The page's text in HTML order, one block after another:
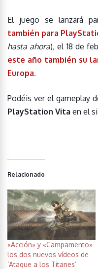
El juego se lanzará
también para
hasta ahora), el 18 de
este año también su
Europa.
Podéis ver el gameplay
PlayStation Vita en el
Relacionado
«Acción» y «Campamento»
los dos nuevos vídeos de
‘Ataque a los Titanes’